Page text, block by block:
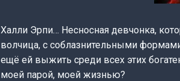
Халли Эрпи… Несносная девчонка,
волчица, с соблазнительными
ещё ей выжить среди всех этих
моей парой, моей жизнью?